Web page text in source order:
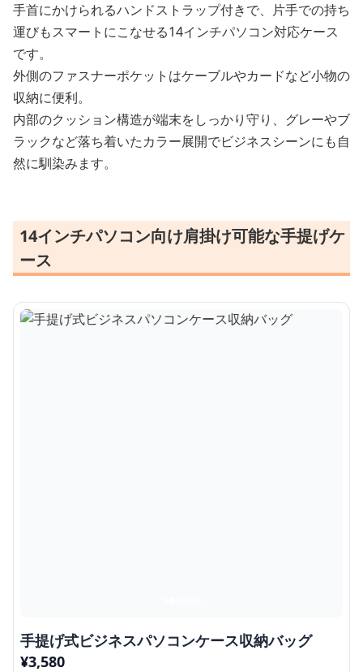
手首にかけられるハンドストラップ付きで、片手での持ち
運びもスマートにこなせる14インチパソコン対応ケース
です。
外側のファスナーポケットはケーブルやカードなど小物の
収納に便利。
内部のクッション構造が端末をしっかり守り、グレーやブ
ラックなど落ち着いたカラー展開でビジネスシーンにも自
然に馴染みます。
14インチパソコン向け肩掛け可能な手提げケ
ース
手提げ式ビジネスパソコンケース収納バッグ
¥3,580